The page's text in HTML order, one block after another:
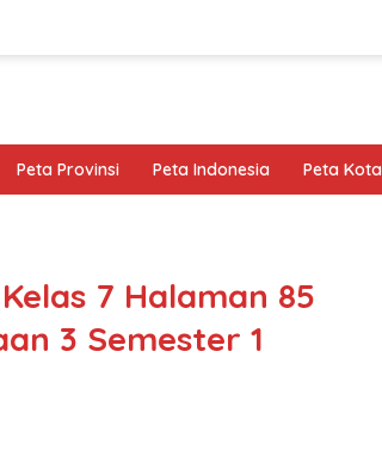
Peta Provinsi Peta Indonesia Peta Kota
7 Halaman 85
3 Semester 1